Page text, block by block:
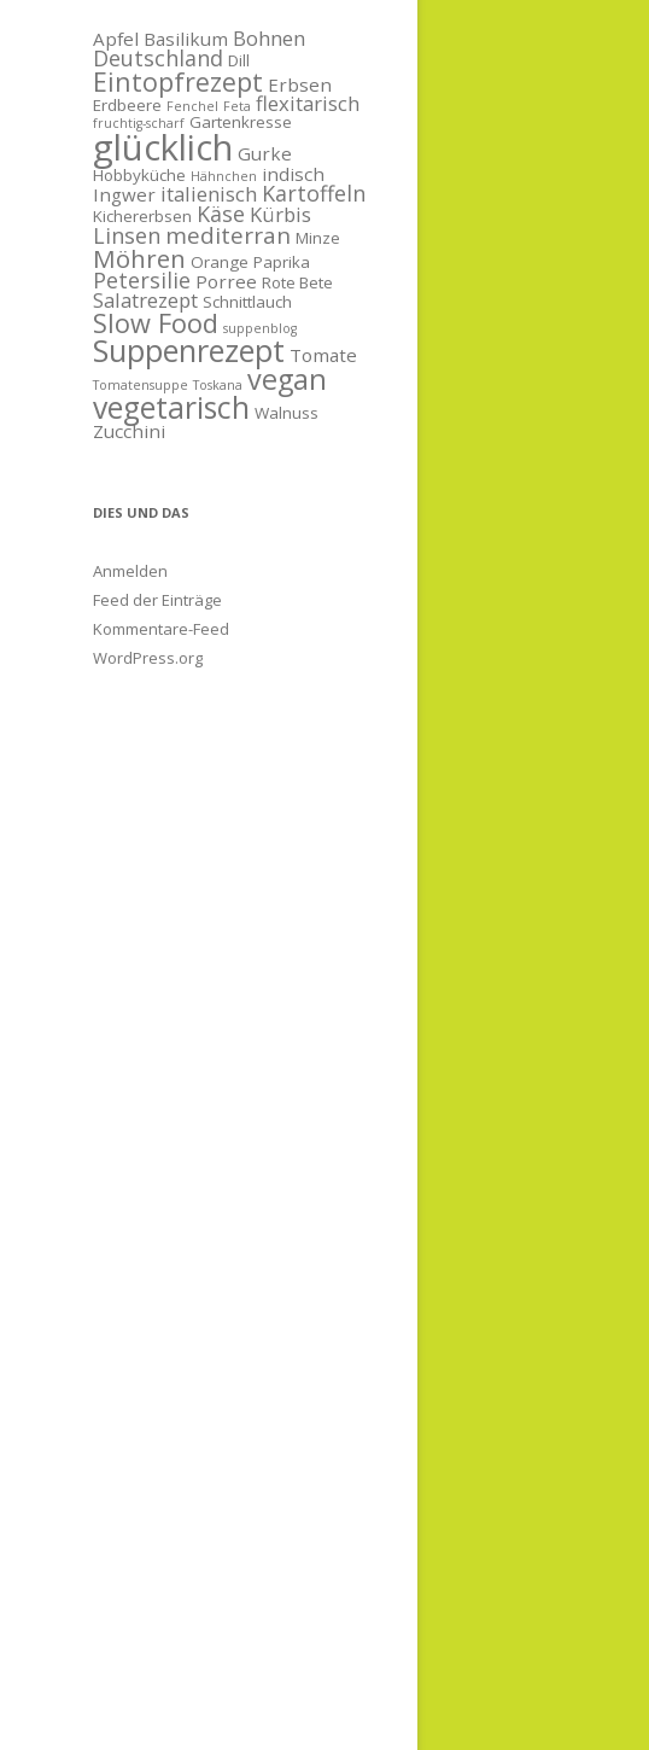
Apfel Basilikum Bohnen
Deutschland Dill
Eintopfrezept Erbsen
Erdbeere Fenchel Feta flexitarisch
fruchtig-scharf Gartenkresse
glücklich Gurke
Hobbyküche Hähnchen indisch
Ingwer italienisch Kartoffeln
Kichererbsen Käse Kürbis
Linsen mediterran Minze
Möhren Orange Paprika
Petersilie Porree Rote Bete
Salatrezept Schnittlauch
Slow Food suppenblog
Suppenrezept Tomate
Tomatensuppe Toskana vegan
vegetarisch Walnuss
Zucchini
DIES UND DAS
Anmelden
Feed der Einträge
Kommentare-Feed
WordPress.org